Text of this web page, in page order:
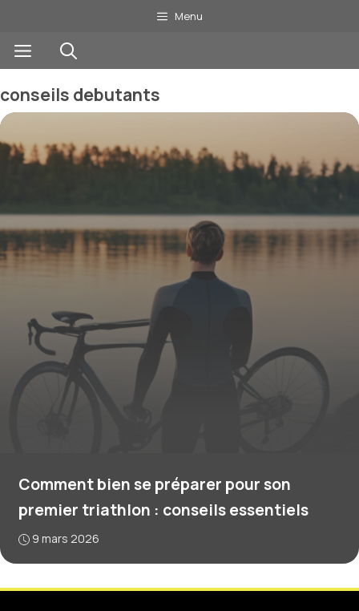
contenu
Menu
Menu
conseils debutants
Comment bien se préparer pour son
premier triathlon : conseils essentiels
9 mars 2026